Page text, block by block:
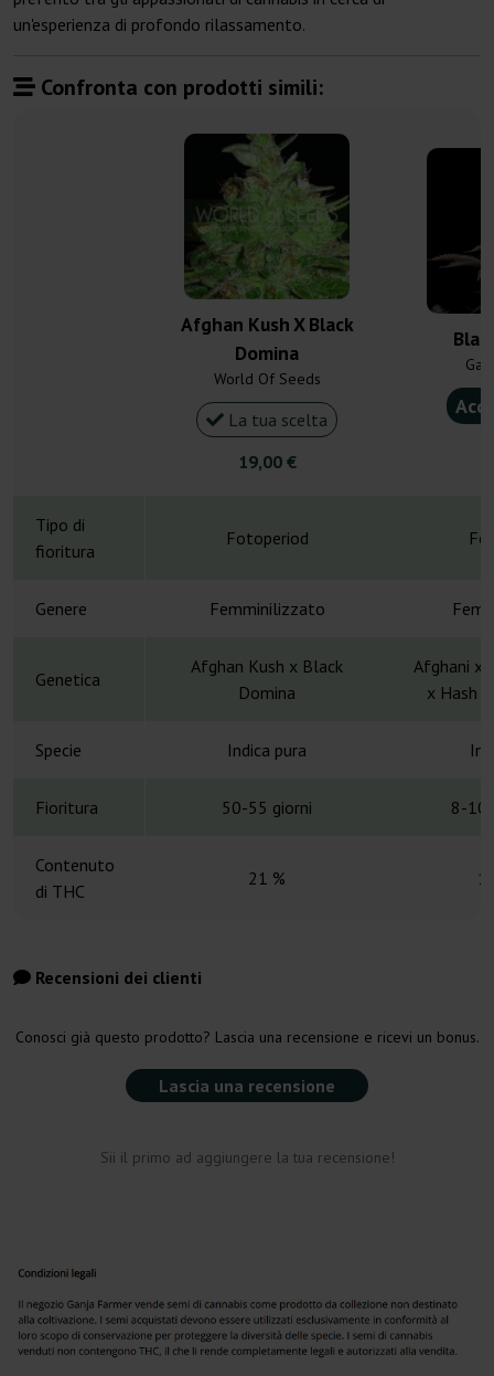
un'esperienza di profondo rilassamento.
Confronta con prodotti simili:
Afghan Kush X Black
Domina
World Of Seeds
La tua scelta
19,00 €
Tipo di
fioritura
Fotoperiod
Genere Femminilizzato
Genetica
Afghan Kush x Black
Domina
Afghani x
x Hash
Specie Indica pura
Fioritura 50-55 giorni 8-10
Contenuto
di THC
21 %
Recensioni dei clienti
Conosci già questo prodotto? Lascia una recensione e ricevi un bonus.
Lascia una recensione
Sii il primo ad aggiungere la tua recensione!